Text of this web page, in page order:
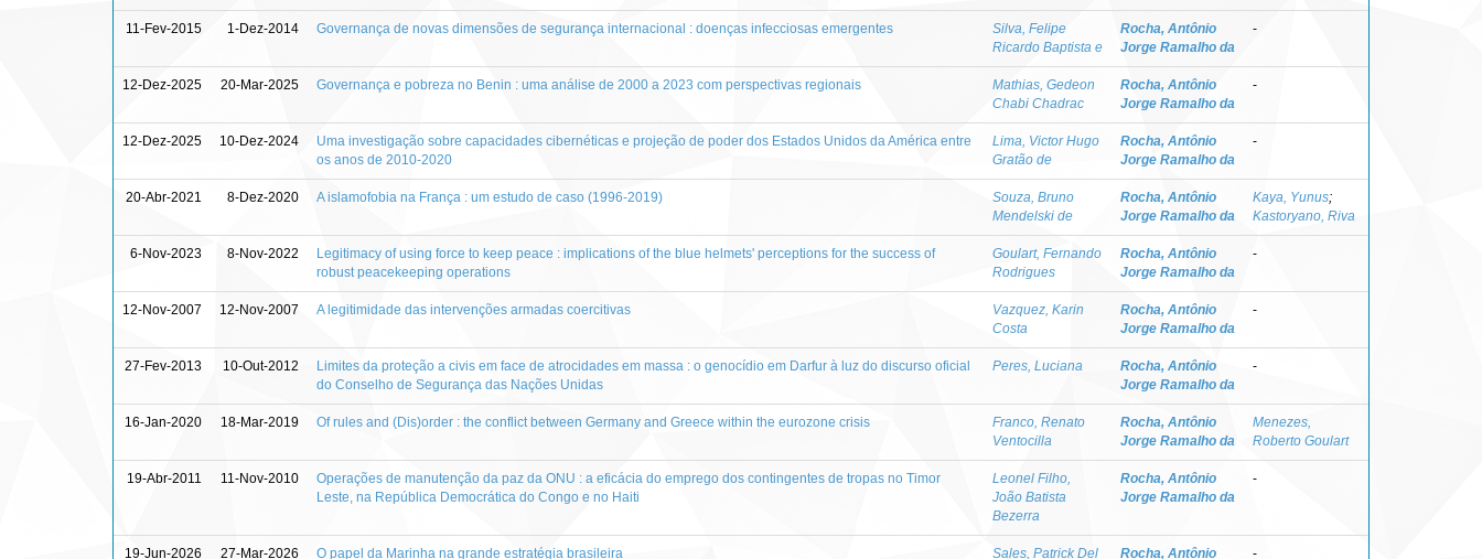
11-Fev-2015 1-Dez-2014 Governança de novas dimensões de segurança internacional : doenças infecciosas emergentes
Silva, Felipe
Ricardo Baptista e
Rocha, Antônio
Jorge Ramalho da
-
12-Dez-2025 20-Mar-2025 Governança e pobreza no Benin : uma análise de 2000 a 2023 com perspectivas regionais
Mathias, Gedeon
Chabi Chadrac
Rocha, Antônio
Jorge Ramalho da
-
12-Dez-2025 10-Dez-2024
Uma investigação sobre capacidades cibernéticas e projeção de poder dos Estados Unidos da América entre
os anos de 2010-2020
Lima, Victor Hugo
Gratão de
Rocha, Antônio
Jorge Ramalho da
-
20-Abr-2021 8-Dez-2020 A islamofobia na França : um estudo de caso (1996-2019)
Souza, Bruno
Mendelski de
Rocha, Antônio
Jorge Ramalho da
Kaya, Yunus;
Kastoryano, Riva
6-Nov-2023 8-Nov-2022
Legitimacy of using force to keep peace : implications of the blue helmets' perceptions for the success of
robust peacekeeping operations
Goulart, Fernando
Rodrigues
Rocha, Antônio
Jorge Ramalho da
-
12-Nov-2007 12-Nov-2007 A legitimidade das intervenções armadas coercitivas
Vazquez, Karin
Costa
Rocha, Antônio
Jorge Ramalho da
-
27-Fev-2013 10-Out-2012
Limites da proteção a civis em face de atrocidades em massa : o genocídio em Darfur à luz do discurso oficial
do Conselho de Segurança das Nações Unidas
Peres, Luciana
Rocha, Antônio
Jorge Ramalho da
-
16-Jan-2020 18-Mar-2019 Of rules and (Dis)order : the conflict between Germany and Greece within the eurozone crisis
Franco, Renato
Ventocilla
Rocha, Antônio
Jorge Ramalho da
Menezes,
Roberto Goulart
19-Abr-2011 11-Nov-2010
Operações de manutenção da paz da ONU : a eficácia do emprego dos contingentes de tropas no Timor
Leste, na República Democrática do Congo e no Haiti
Leonel Filho,
João Batista
Bezerra
Rocha, Antônio
Jorge Ramalho da
-
19-Jun-2026 27-Mar-2026 O papel da Marinha na grande estratégia brasileira Sales, Patrick Del Rocha, Antônio -